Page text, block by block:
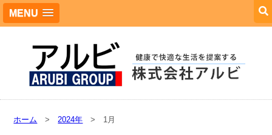
MENU
ホーム > 2024年 > 1月